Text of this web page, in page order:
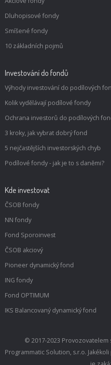
Dluhopisové fondy
Smíšené fondy
10 základních pojmů
Investování do fondů
Výhody investování do podílových
Kolik vydělávají podílové fondy
Ochrana investorů do podílových
3 kroky, jak vybrat dobrý fond
5 nejčastějších investorských chyb
Podílové fondy - jak je to s daněmi?
Kde investovat
ČSOB fondy
NN fondy
Fond Sporoinvest
ČSOB akciový
Pioneer dynamický fond
ING fondy
Fond OPTIMUM
IKS Balancovaný dynamický fond
© 2017-2023 Provozovatelem
Programmatic Solution, s.r.o.